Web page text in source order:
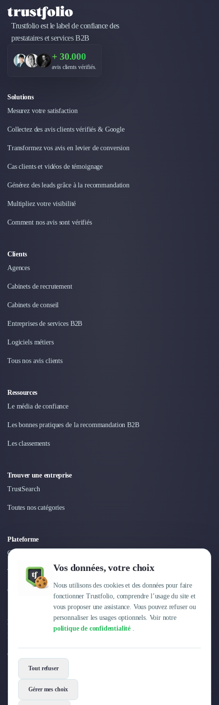
Vos données, votre choix
Nous utilisons des cookies et des données pour faire
fonctionner Trustfolio, comprendre l’usage du site et
vous proposer une assistance. Vous pouvez refuser ou
personnaliser les usages optionnels. Voir notre
politique de confidentialité .
Tout refuser
Gérer mes choix
Expertise Comptable
Subventions & Aides
Levée de fonds
Droit des Affaires
Externalisation Administrative
Direction Financière Externalisée (DAF)
Droit Commercial
Droit du Travail
Banque
Gestion de trésorerie
Financement de matériel ou équipement
Due Diligence
Solutions de Paiement
Product Management
Packaging & Emballages
Téléphonie & Télécommunication
Chatbot
BI, Analytics & Big Data
Graphisme & Illustration
Stratégie Digitale
Développement Logiciel
Développement d'Application Mobile
Développement E-commerce
Logiciel E-Commerce
Intelligence Artificielle (IA)
Bureaux d'Entreprise
Traduction
Traiteur & Restauration
Conception & Aménagement de Bureaux
Sourcing et Imports
Développement à l'international
Accélérateurs et incubateurs
Autres
Réhabilitation et maintenance
Gestion Immobilière
Courtage en Energie
Désinfection & décontamination
Trustfolio est le label de confiance des
prestataires et services B2B
+ 30.000
avis clients vérifiés.
Solutions
Mesurez votre satisfaction
Collectez des avis clients vérifiés & Google
Transformez vos avis en levier de conversion
Cas clients et vidéos de témoignage
Générez des leads grâce à la recommandation
Multipliez votre visibilité
Comment nos avis sont vérifiés
Clients
Agences
Cabinets de recrutement
Cabinets de conseil
Entreprises de services B2B
Logiciels métiers
Tous nos avis clients
Ressources
Le média de confiance
Les bonnes pratiques de la recommandation B2B
Les classements
Trouver une entreprise
TrustSearch
Toutes nos catégories
Plateforme
Connexion
Tarifs
Centre d'aide
Entreprise
Pourquoi Trustfolio ?
Offres d'emploi